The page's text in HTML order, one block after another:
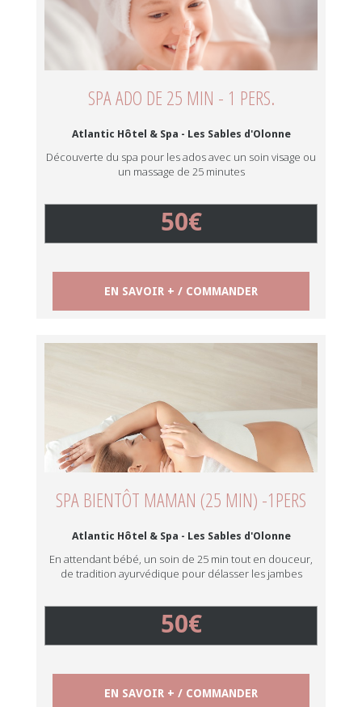
SPA ADO DE 25 MIN - 1 PERS.
Atlantic Hôtel & Spa - Les Sables d'Olonne
Découverte du spa pour les ados avec un soin visage ou
un massage de 25 minutes
50€
EN SAVOIR + / COMMANDER
SPA BIENTÔT MAMAN (25 MIN) -1PERS
Atlantic Hôtel & Spa - Les Sables d'Olonne
En attendant bébé, un soin de 25 min tout en douceur,
de tradition ayurvédique pour délasser les jambes
50€
EN SAVOIR + / COMMANDER